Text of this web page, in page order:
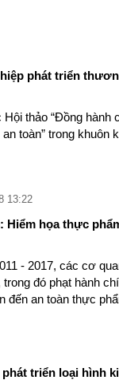
phát triển
thảo “Đồng hành
toàn” trong khuôn
13:22
Hiểm họa thực
- 2017, các cơ
đó phạt hành
đến an toàn thực
triển loại hình